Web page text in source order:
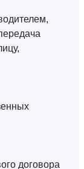
договора